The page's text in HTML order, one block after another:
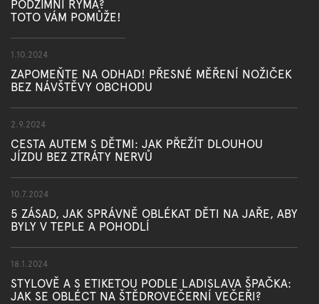
PODZIMNÍ RÝMA?
TOTO VÁM POMŮŽE!
1.10.2024
ZAPOMEŇTE NA ODHAD! PŘESNÉ MĚŘENÍ NOŽIČEK
BEZ NÁVŠTĚVY OBCHODU
2.9.2024
CESTA AUTEM S DĚTMI: JAK PŘEŽÍT DLOUHOU
JÍZDU BEZ ZTRÁTY NERVŮ
10.7.2024
5 ZÁSAD, JAK SPRÁVNĚ OBLÉKAT DĚTI NA JAŘE, ABY
BYLY V TEPLE A POHODLÍ
18.1.2024
STYLOVĚ A S ETIKETOU PODLE LADISLAVA ŠPAČKA:
JAK SE OBLÉCT NA ŠTĚDROVEČERNÍ VEČEŘI?